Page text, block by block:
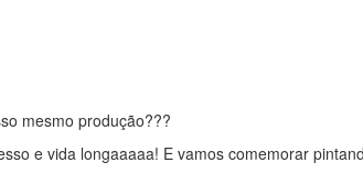
mesmo produção???
e vida longaaaaa! E vamos comemorar